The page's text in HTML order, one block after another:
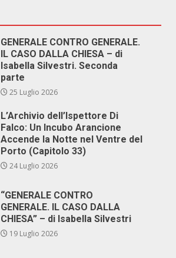
GENERALE CONTRO GENERALE.
IL CASO DALLA CHIESA – di
Isabella Silvestri. Seconda
parte
25 Luglio 2026
L’Archivio dell’Ispettore Di
Falco: Un Incubo Arancione
Accende la Notte nel Ventre del
Porto (Capitolo 33)
24 Luglio 2026
“GENERALE CONTRO
GENERALE. IL CASO DALLA
CHIESA” – di Isabella Silvestri
19 Luglio 2026